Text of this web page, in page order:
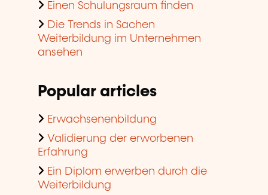
Einen Schulungsraum finden
Die Trends in Sachen
Weiterbildung im Unternehmen
ansehen
Popular articles
Erwachsenenbildung
Validierung der erworbenen
Erfahrung
Ein Diplom erwerben durch die
Weiterbildung